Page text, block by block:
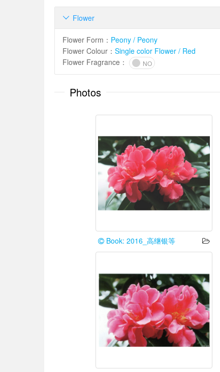
Flower

Flower Form ： Peony / Peony
Flower Colour ： Single color Flower / Red
Flower Fragrance ： NO
Photos
Book: 2016_高继银等